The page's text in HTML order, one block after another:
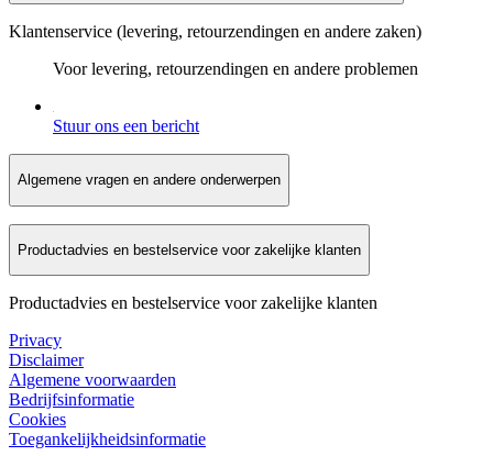
Klantenservice (levering, retourzendingen en andere zaken)
Voor levering, retourzendingen en andere problemen
Stuur ons een bericht
Algemene vragen en andere onderwerpen
Productadvies en bestelservice voor zakelijke klanten
Productadvies en bestelservice voor zakelijke klanten
Privacy
Disclaimer
Algemene voorwaarden
Bedrijfsinformatie
Cookies
Toegankelijkheidsinformatie